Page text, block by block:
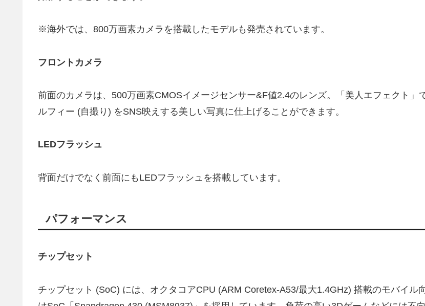
※海外では、800万画素カメラを搭載したモデルも発売されています。
フロントカメラ
前面のカメラは、500万画素CMOSイメージセンサー&F値2.4のレンズ。「美人エフェクト
ルフィー (自撮り) をSNS映えする美しい写真に仕上げることができます。
LEDフラッシュ
背面だけでなく前面にもLEDフラッシュを搭載しています。
パフォーマンス
チップセット
チップセット (SoC) には、オクタコアCPU (ARM Coretex-A53/最大1.4GHz) 搭載のモバイル